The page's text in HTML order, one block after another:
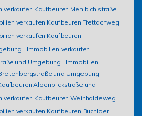
verkaufen Kaufbeuren Mehlbichlstraße
verkaufen Kaufbeuren Trettachweg
verkaufen Kaufbeuren
Immobilien verkaufen
und Umgebung
Immobilien
und Umgebung
Alpenblickstraße und
verkaufen Kaufbeuren Weinhaldeweg
verkaufen Kaufbeuren Buchloer